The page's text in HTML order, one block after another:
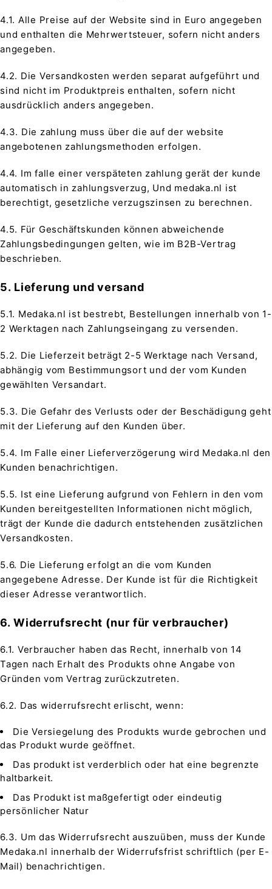
4.1. Alle Preise auf der Website sind in Euro angegeben
und enthalten die Mehrwertsteuer, sofern nicht anders
angegeben.
4.2. Die Versandkosten werden separat aufgeführt und
sind nicht im Produktpreis enthalten, sofern nicht
ausdrücklich anders angegeben.
4.3. Die zahlung muss über die auf der website
angebotenen zahlungsmethoden erfolgen.
4.4. Im falle einer verspäteten zahlung gerät der kunde
automatisch in zahlungsverzug, Und medaka.nl ist
berechtigt, gesetzliche verzugszinsen zu berechnen.
4.5. Für Geschäftskunden können abweichende
Zahlungsbedingungen gelten, wie im B2B-Vertrag
beschrieben.
5. Lieferung und versand
5.1. Medaka.nl ist bestrebt, Bestellungen innerhalb von 1-
2 Werktagen nach Zahlungseingang zu versenden.
5.2. Die Lieferzeit beträgt 2-5 Werktage nach Versand,
abhängig vom Bestimmungsort und der vom Kunden
gewählten Versandart.
5.3. Die Gefahr des Verlusts oder der Beschädigung geht
mit der Lieferung auf den Kunden über.
5.4. Im Falle einer Lieferverzögerung wird Medaka.nl den
Kunden benachrichtigen.
5.5. Ist eine Lieferung aufgrund von Fehlern in den vom
Kunden bereitgestellten Informationen nicht möglich,
trägt der Kunde die dadurch entstehenden zusätzlichen
Versandkosten.
5.6. Die Lieferung erfolgt an die vom Kunden
angegebene Adresse. Der Kunde ist für die Richtigkeit
dieser Adresse verantwortlich.
6. Widerrufsrecht (nur für verbraucher)
6.1. Verbraucher haben das Recht, innerhalb von 14
Tagen nach Erhalt des Produkts ohne Angabe von
Gründen vom Vertrag zurückzutreten.
6.2. Das widerrufsrecht erlischt, wenn:
Die Versiegelung des Produkts wurde gebrochen und
das Produkt wurde geöffnet.
Das produkt ist verderblich oder hat eine begrenzte
haltbarkeit.
Das Produkt ist maßgefertigt oder eindeutig
persönlicher Natur
6.3. Um das Widerrufsrecht auszuüben, muss der Kunde
Medaka.nl innerhalb der Widerrufsfrist schriftlich (per E-
Mail) benachrichtigen.